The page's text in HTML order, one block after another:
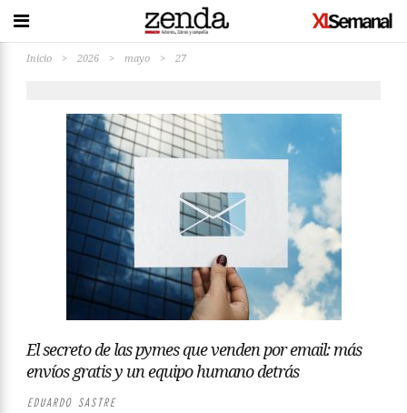
Inicio > 2026 > mayo > 27
El secreto de las pymes que venden por email: más
envíos gratis y un equipo humano detrás
EDUARDO SASTRE